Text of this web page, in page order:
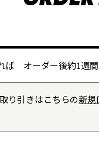
ば オーダー後約1週間
り引きはこちらの新規